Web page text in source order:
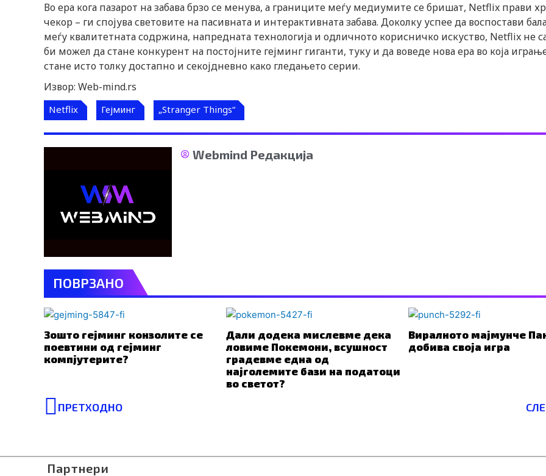
Во ера кога пазарот на забава брзо се менува, а границите меѓу медиумите се бришат, Netflix прави
чекор – ги спојува световите на пасивната и интерактивната забава. Доколку успее да воспостави
меѓу квалитетната содржина, напредната технологија и одличното корисничко искуство, Netflix не
би можел да стане конкурент на постојните гејминг гиганти, туку и да воведе нова ера во која
стане исто толку достапно и секојдневно како гледањето серии.
Извор: Web-mind.rs
Netflix Гејминг „Stranger Things“
Webmind Редакција
ПОВРЗАНО
Зошто гејминг конзолите се
поевтини од гејминг
компјутерите?
Дали додека мислевме дека
ловиме Покемони, всушност
градевме една од
најголемите бази на податоци
во светот?
Виралното мајмунче
добива своја игра
Prev
ПРЕТХОДНО
Партнери